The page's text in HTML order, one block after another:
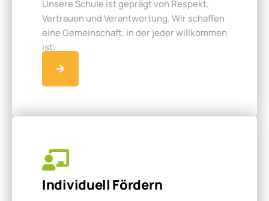
Unsere Schule ist geprägt von Respekt,
Vertrauen und Verantwortung. Wir schaffen
eine Gemeinschaft, in der jeder willkommen
ist.
Individuell Fördern